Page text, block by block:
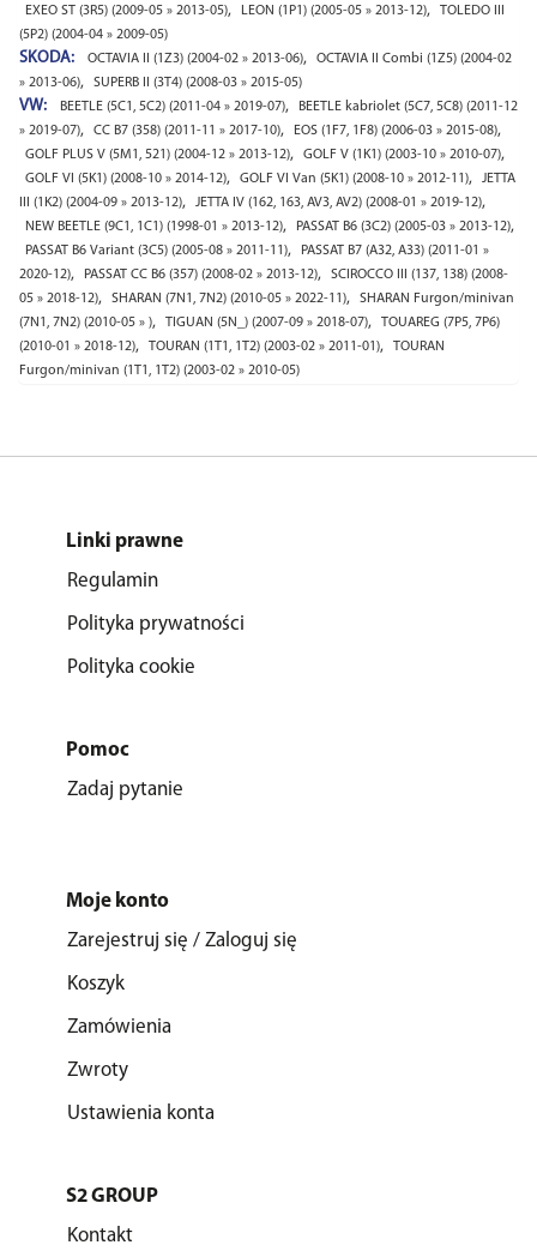
EXEO ST (3R5) (2009-05 » 2013-05), LEON (1P1) (2005-05 » 2013-12),
TOLEDO III
(5P2) (2004-04 » 2009-05)
SKODA: OCTAVIA II (1Z3) (2004-02 » 2013-06),
OCTAVIA II Combi (1Z5) (2004-02
» 2013-06), SUPERB II (3T4) (2008-03 » 2015-05)
VW: BEETLE (5C1, 5C2) (2011-04 » 2019-07),
BEETLE kabriolet (5C7, 5C8) (2011-12
» 2019-07), CC B7 (358) (2011-11 » 2017-10), EOS (1F7, 1F8) (2006-03 » 2015-08),
GOLF PLUS V (5M1, 521) (2004-12 » 2013-12), GOLF V (1K1) (2003-10 » 2010-07),
GOLF VI (5K1) (2008-10 » 2014-12), GOLF VI Van (5K1) (2008-10 » 2012-11),
JETTA
III (1K2) (2004-09 » 2013-12), JETTA IV (162, 163, AV3, AV2) (2008-01 » 2019-12),
NEW BEETLE (9C1, 1C1) (1998-01 » 2013-12), PASSAT B6 (3C2) (2005-03 » 2013-12),
PASSAT B6 Variant (3C5) (2005-08 » 2011-11),
PASSAT B7 (A32, A33) (2011-01 »
2020-12), PASSAT CC B6 (357) (2008-02 » 2013-12),
SCIROCCO III (137, 138) (2008-
05 » 2018-12), SHARAN (7N1, 7N2) (2010-05 » 2022-11),
SHARAN Furgon/minivan
(7N1, 7N2) (2010-05 » ), TIGUAN (5N_) (2007-09 » 2018-07),
TOUAREG (7P5, 7P6)
(2010-01 » 2018-12), TOURAN (1T1, 1T2) (2003-02 » 2011-01),
TOURAN
Furgon/minivan (1T1, 1T2) (2003-02 » 2010-05)
Linki prawne
Regulamin
Polityka prywatności
Polityka cookie
Pomoc
Zadaj pytanie
Moje konto
Zarejestruj się / Zaloguj się
Koszyk
Zamówienia
Zwroty
Ustawienia konta
S2 GROUP
Kontakt